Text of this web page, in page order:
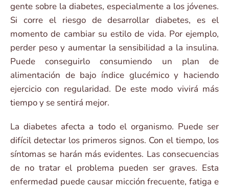
gente sobre la diabetes, especialmente a los jóvenes.
Si corre el riesgo de desarrollar diabetes, es el
momento de cambiar su estilo de vida. Por ejemplo,
perder peso y aumentar la sensibilidad a la insulina.
Puede conseguirlo consumiendo un plan de
alimentación de bajo índice glucémico y haciendo
ejercicio con regularidad. De este modo vivirá más
tiempo y se sentirá mejor.
La diabetes afecta a todo el organismo. Puede ser
difícil detectar los primeros signos. Con el tiempo, los
síntomas se harán más evidentes. Las consecuencias
de no tratar el problema pueden ser graves. Esta
enfermedad puede causar micción frecuente, fatiga e